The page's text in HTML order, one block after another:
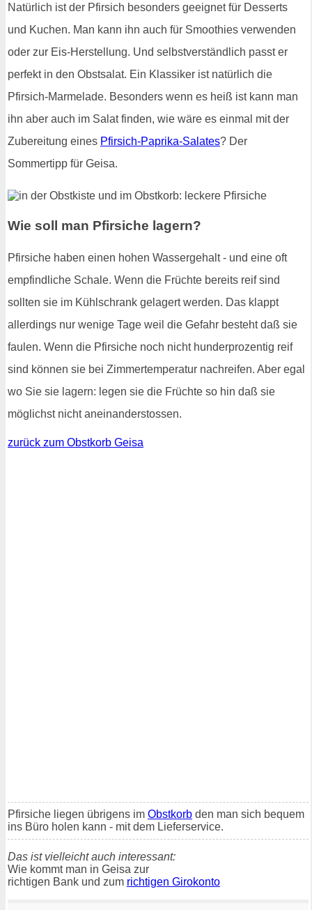
Natürlich ist der Pfirsich besonders geeignet für Desserts
und Kuchen. Man kann ihn auch für Smoothies verwenden
oder zur Eis-Herstellung. Und selbstverständlich passt er
perfekt in den Obstsalat. Ein Klassiker ist natürlich die
Pfirsich-Marmelade. Besonders wenn es heiß ist kann man
ihn aber auch im Salat finden, wie wäre es einmal mit der
Zubereitung eines Pfirsich-Paprika-Salates? Der
Sommertipp für Geisa.
Wie soll man Pfirsiche lagern?
Pfirsiche haben einen hohen Wassergehalt - und eine oft
empfindliche Schale. Wenn die Früchte bereits reif sind
sollten sie im Kühlschrank gelagert werden. Das klappt
allerdings nur wenige Tage weil die Gefahr besteht daß sie
faulen. Wenn die Pfirsiche noch nicht hunderprozentig reif
sind können sie bei Zimmertemperatur nachreifen. Aber egal
wo Sie sie lagern: legen sie die Früchte so hin daß sie
möglichst nicht aneinanderstossen.
zurück zum Obstkorb Geisa
Pfirsiche liegen übrigens im Obstkorb den man sich bequem
ins Büro holen kann - mit dem Lieferservice.
Das ist vielleicht auch interessant:
Wie kommt man in Geisa zur
richtigen Bank und zum richtigen Girokonto